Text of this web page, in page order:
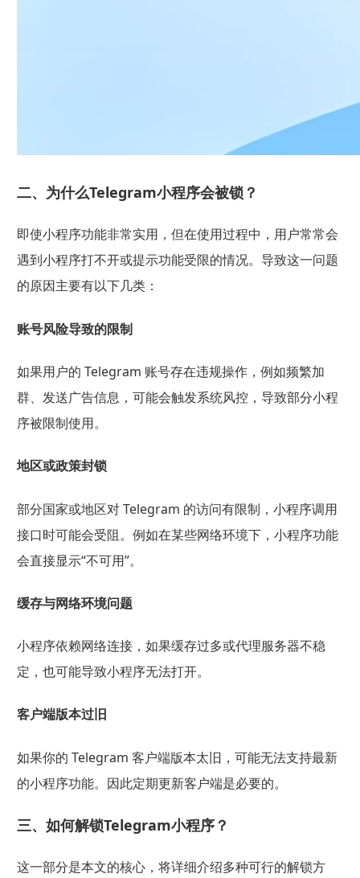
二、为什么Telegram小程序会被锁？
即使小程序功能非常实用，但在使用过程中，用户常常会
遇到小程序打不开或提示功能受限的情况。导致这一问题
的原因主要有以下几类：
账号风险导致的限制
如果用户的 Telegram 账号存在违规操作，例如频繁加
群、发送广告信息，可能会触发系统风控，导致部分小程
序被限制使用。
地区或政策封锁
部分国家或地区对 Telegram 的访问有限制，小程序调用
接口时可能会受阻。例如在某些网络环境下，小程序功能
会直接显示“不可用”。
缓存与网络环境问题
小程序依赖网络连接，如果缓存过多或代理服务器不稳
定，也可能导致小程序无法打开。
客户端版本过旧
如果你的 Telegram 客户端版本太旧，可能无法支持最新
的小程序功能。因此定期更新客户端是必要的。
三、如何解锁Telegram小程序？
这一部分是本文的核心，将详细介绍多种可行的解锁方